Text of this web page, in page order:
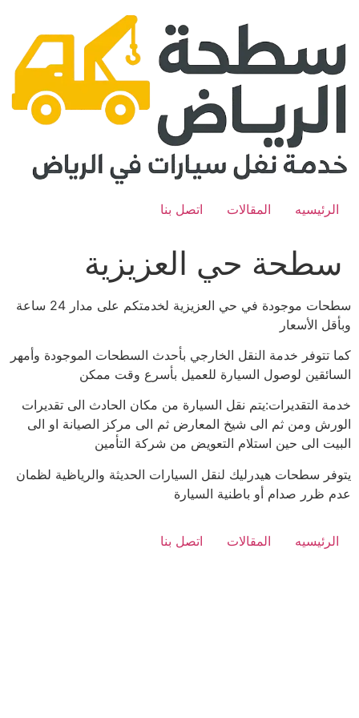
content
الرئيسيه المقالات اتصل بنا
سطحة حي العزيزية
سطحات موجودة في حي العزيزية لخدمتكم على مدار 24 ساعة
وبأقل الأسعار
كما تتوفر خدمة النقل الخارجي بأحدث السطحات الموجودة وأمهر
السائقين لوصول السيارة للعميل بأسرع وقت ممكن
خدمة التقديرات:يتم نقل السيارة من مكان الحادث الى تقديرات
الورش ومن ثم الى شيخ المعارض ثم الى مركز الصيانة او الى
البيت الى حين استلام التعويض من شركة التأمين
يتوفر سطحات هيدرليك لنقل السيارات الحديثة والرياظية لظمان
عدم ظرر صدام أو باطنية السيارة
الرئيسيه المقالات اتصل بنا